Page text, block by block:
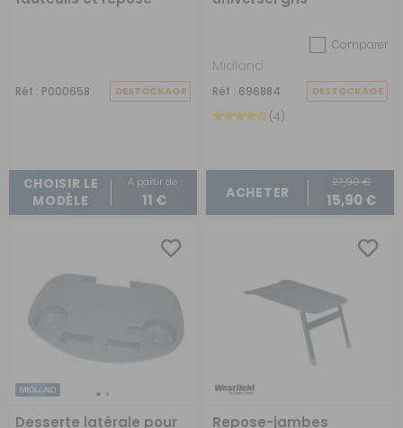
Réf : P000658 DESTOCKAGE
CHOISIR LE
MODÈLE
A partir de :
11 €
Comparer
Midland
Réf : 696884 DESTOCKAGE
(4)
ACHETER
27,90 €
15,90 €
Desserte latérale pour
Repose-jambes